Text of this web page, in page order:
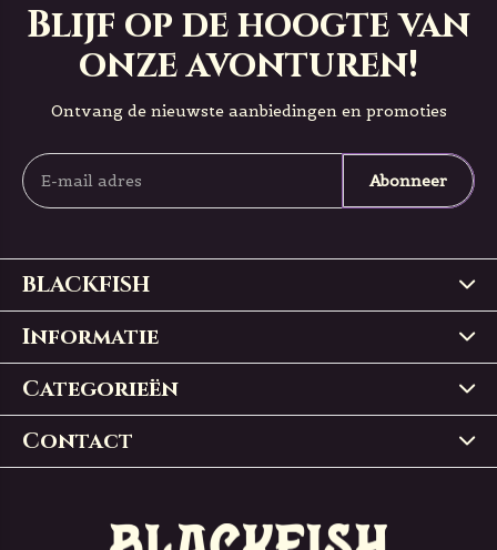
Blijf op de hoogte van
onze avonturen!
Ontvang de nieuwste aanbiedingen en promoties
Abonneer
BLACKFISH
Informatie
Categorieën
Contact